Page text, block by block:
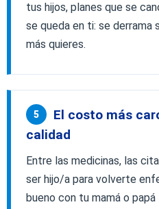
tus hijos, planes que se
se queda en ti: se derrama
más quieres.
5
El costo más
calidad
Entre las medicinas, las
ser hijo/a para volverte
bueno con tu mamá o